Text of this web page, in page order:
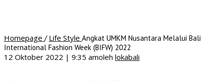
Homepage / Life Style Angkat UMKM Nusantara Melalui Bali
International Fashion Week (BIFW) 2022
12 Oktober 2022 | 9:35 amoleh lokabali